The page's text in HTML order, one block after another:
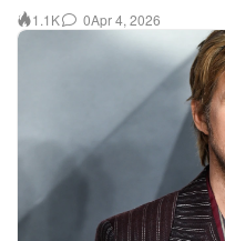
1.1K 0Apr 4, 2026